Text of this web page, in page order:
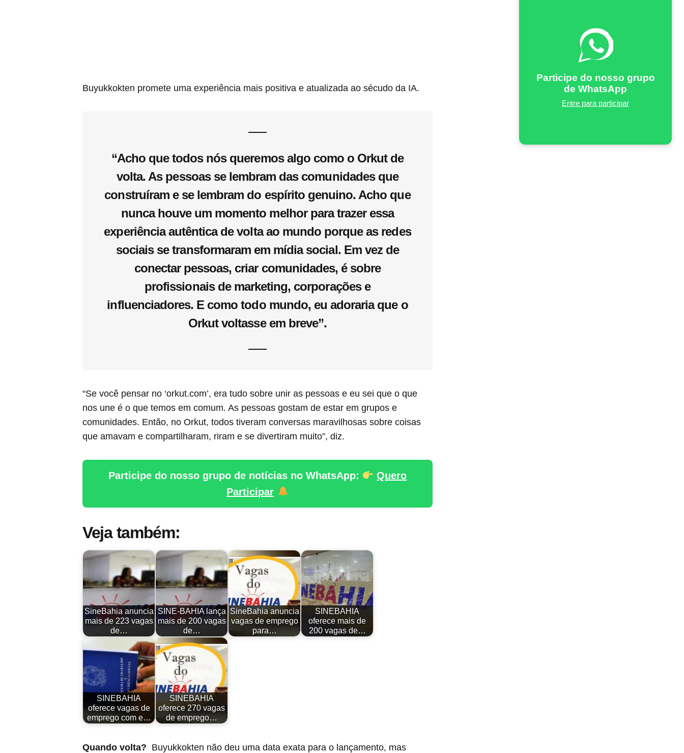
Buyukkokten promete uma experiência mais positiva e atualizada ao sécudo da IA.
“Acho que todos nós queremos algo como o Orkut de
volta. As pessoas se lembram das comunidades que
construíram e se lembram do espírito genuino. Acho que
nunca houve um momento melhor para trazer essa
experiência autêntica de volta ao mundo porque as redes
sociais se transformaram em mídia social. Em vez de
conectar pessoas, criar comunidades, é sobre
profissionais de marketing, corporações e
influenciadores. E como todo mundo, eu adoraria que o
Orkut voltasse em breve”.
“Se você pensar no ‘orkut.com’, era tudo sobre unir as pessoas e eu sei que o que
nos une é o que temos em comum. As pessoas gostam de estar em grupos e
comunidades. Então, no Orkut, todos tiveram conversas maravilhosas sobre coisas
que amavam e compartilharam, riram e se divertiram muito”, diz.
Participe do nosso grupo de notícias no WhatsApp:
Quero
Participar
Veja também:
SineBahia anuncia
mais de 223 vagas
de…
SINE-BAHIA lança
mais de 200 vagas
de…
SineBahia anuncia
vagas de emprego
para…
SINEBAHIA
oferece mais de
200 vagas de…
SINEBAHIA
oferece vagas de
emprego com e…
SINEBAHIA
oferece 270 vagas
de emprego…
Quando volta? Buyukkokten não deu uma data exata para o lançamento, mas
Participe do nosso grupo
de WhatsApp
Entre para participar